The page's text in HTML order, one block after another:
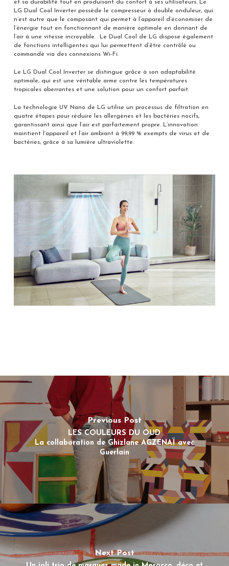
et sa durabilité tout en produisant du confort à ses utilisateurs. Le
LG Dual Cool Inverter possède le compresseur à double onduleur, qui
n’est autre que le composant qui permet à l’appareil d’économiser de
l’énergie tout en fonctionnant de manière optimale en donnant de
l’air à une vitesse incroyable. Le Dual Cool de LG dispose également
de fonctions intelligentes qui lui permettent d’être contrôlé ou
commandé via des connexions Wi-Fi.
Le LG Dual Cool Inverter se distingue grâce à son adaptabilité
optimale, qui est une véritable arme contre les températures
tropicales aberrantes et une solution pour un confort parfait.
La technologie UV Nano de LG utilise un processus de filtration en
quatre étapes pour réduire les allergènes et les bactéries nocifs,
garantissant ainsi que l’air est parfaitement propre. L’innovation
maintient l’appareil et l’air ambiant à 99,99 % exempts de virus et de
bactéries, grâce à sa lumière ultraviolette.
Previous Post
LES COULEURS DU OUD
La collaboration de Ghizlane AGZENAÏ avec
Guerlain
Next Post